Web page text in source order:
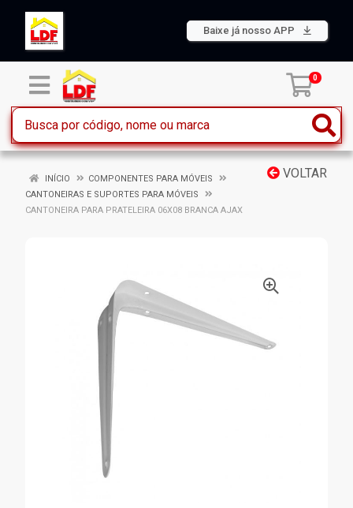
Baixe já nosso APP
0
VOLTAR
INÍCIO
COMPONENTES PARA MÓVEIS
CANTONEIRAS E SUPORTES PARA MÓVEIS
CANTONEIRA PARA PRATELEIRA 06X08 BRANCA AJAX